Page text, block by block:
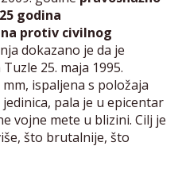
godina
protiv civilnog
dokazano je da je
25. maja 1995.
ispaljena s položaja
pala je u epicentar
vojne mete u blizini. Cilj je
što brutalnije, što